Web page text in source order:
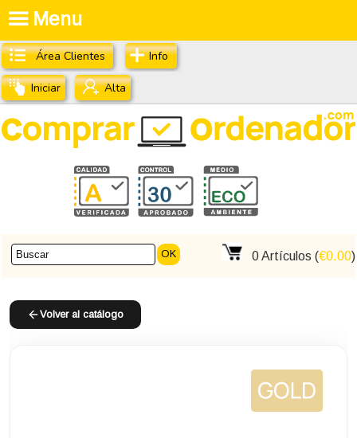
Área Clientes Info
Iniciar Alta
OK 0Artículos (€0.00)
Menu
Volver al catálogo